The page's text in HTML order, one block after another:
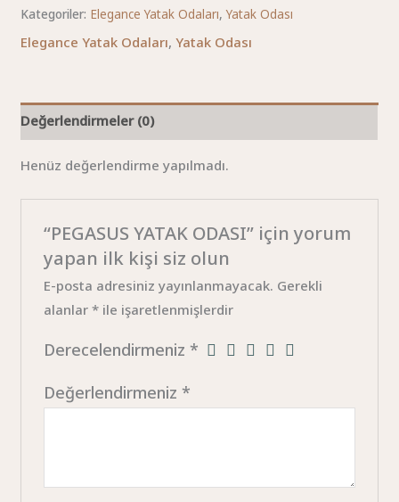
Kategoriler: Elegance Yatak Odaları,Yatak Odası
Elegance Yatak Odaları,Yatak Odası
Değerlendirmeler (0)
Henüz değerlendirme yapılmadı.
“PEGASUS YATAK ODASI” için yorum
yapan ilk kişi siz olun
E-posta adresiniz yayınlanmayacak. Gerekli
alanlar* ile işaretlenmişlerdir
Derecelendirmeniz *
Değerlendirmeniz *